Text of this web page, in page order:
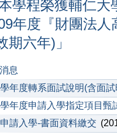
學程榮獲輔仁大
年度『財團法
期六年)」
息
年度轉系面試說明(含面
年度申請入學指定項目甄
請入學-書面資料繳交